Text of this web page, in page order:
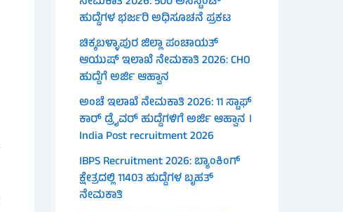
ಹುದ್ದೆಗಳ ಭರ್ಜರಿ ಅಧಿಸೂಚನೆ ಪ್ರಕಟ
ಚಿಕ್ಕಬಳ್ಳಾಪುರ ಜಿಲ್ಲಾ ಪಂಚಾಯತ್
ಆಯುಷ್ ಇಲಾಖೆ ನೇಮಕಾತಿ 2026: CHO
ಹುದ್ದೆಗೆ ಅರ್ಜಿ ಆಹ್ವಾನ
ಅಂಚೆ ಇಲಾಖೆ ನೇಮಕಾತಿ 2026: 11 ಸ್ಟಾಫ್
ಕಾರ್ ಡ್ರೈವರ್ ಹುದ್ದೆಗಳಿಗೆ ಅರ್ಜಿ ಆಹ್ವಾನ ।
India Post recruitment 2026
IBPS Recruitment 2026: ಬ್ಯಾಂಕಿಂಗ್
ಕ್ಷೇತ್ರದಲ್ಲಿ 11403 ಹುದ್ದೆಗಳ ಬೃಹತ್
ನೇಮಕಾತಿ